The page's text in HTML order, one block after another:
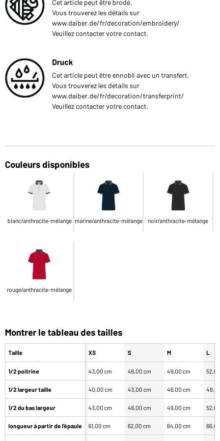
Cet article peut être brodé.
Vous trouverez les détails sur
www.daiber.de/fr/decoration/embroidery/
Veuillez contacter votre contact.
Druck
Cet article peut être ennobli avec un transfert.
Vous trouverez les détails sur
www.daiber.de/fr/decoration/transferprint/
Veuillez contacter votre contact.
Couleurs disponibles
blanc/anthracite-mélange marine/anthracite-mélange noir/anthracite-mélange
rouge/anthracite-mélange
Montrer le tableau des tailles
Taille
1/2 poitrine
1/2 largeur taille
1/2 du bas largeur
longueur à partir de l'épaule
XS S M L
43,00 cm 46,00 cm 49,00 cm
40,00 cm 43,00 cm 46,00 cm
43,00 cm 46,00 cm 49,00 cm
61,00 cm 62,00 cm 64,00 cm